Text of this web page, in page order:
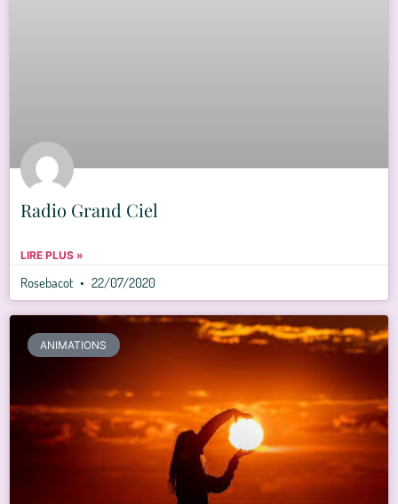
Radio Grand Ciel
LIRE PLUS »
Rosebacot 22/07/2020
ANIMATIONS